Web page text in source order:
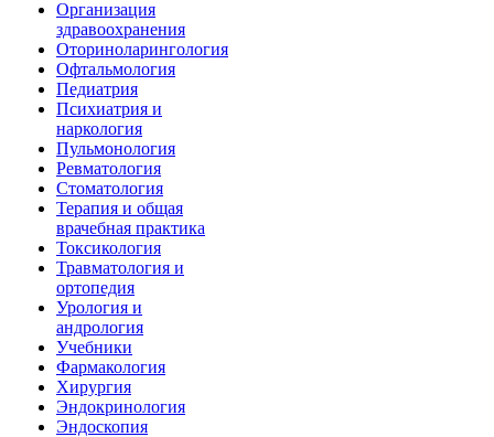
Организация
здравоохранения
Оториноларингология
Офтальмология
Педиатрия
Психиатрия и
наркология
Пульмонология
Ревматология
Стоматология
Терапия и общая
врачебная практика
Токсикология
Травматология и
ортопедия
Урология и
андрология
Учебники
Фармакология
Хирургия
Эндокринология
Эндоскопия